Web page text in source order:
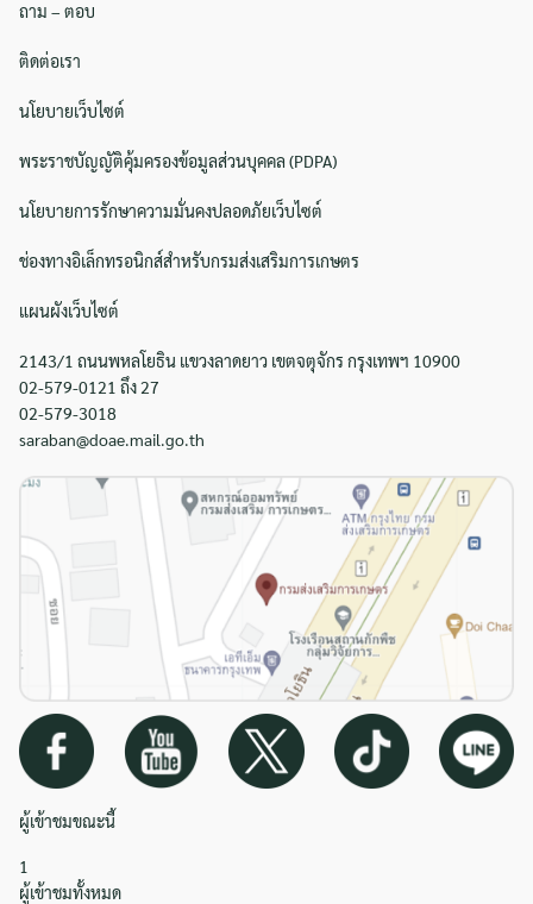
ถาม – ตอบ
ติดต่อเรา
นโยบายเว็บไซต์
พระราชบัญญัติคุ้มครองข้อมูลส่วนบุคคล (PDPA)
นโยบายการรักษาความมั่นคงปลอดภัยเว็บไซต์
ช่องทางอิเล็กทรอนิกส์สำหรับกรมส่งเสริมการเกษตร
แผนผังเว็บไซต์
2143/1 ถนนพหลโยธิน แขวงลาดยาว เขตจตุจักร กรุงเทพฯ 10900
02-579-0121 ถึง 27
02-579-3018
saraban@doae.mail.go.th
ผู้เข้าชมขณะนี้
1
ผู้เข้าชมทั้งหมด